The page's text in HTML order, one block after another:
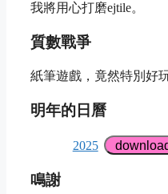
我將用心打磨ejtile。
質數戰爭
紙筆遊戲，竟然特別好玩
明年的日曆
2025
鳴謝